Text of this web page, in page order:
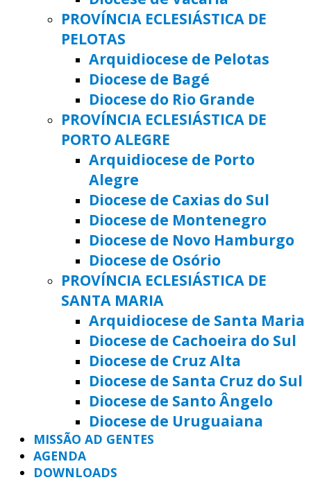
PROVÍNCIA ECLESIÁSTICA DE
PELOTAS
Arquidiocese de Pelotas
Diocese de Bagé
Diocese do Rio Grande
PROVÍNCIA ECLESIÁSTICA DE
PORTO ALEGRE
Arquidiocese de Porto
Alegre
Diocese de Caxias do Sul
Diocese de Montenegro
Diocese de Novo Hamburgo
Diocese de Osório
PROVÍNCIA ECLESIÁSTICA DE
SANTA MARIA
Arquidiocese de Santa Maria
Diocese de Cachoeira do Sul
Diocese de Cruz Alta
Diocese de Santa Cruz do Sul
Diocese de Santo Ângelo
Diocese de Uruguaiana
MISSÃO AD GENTES
AGENDA
DOWNLOADS